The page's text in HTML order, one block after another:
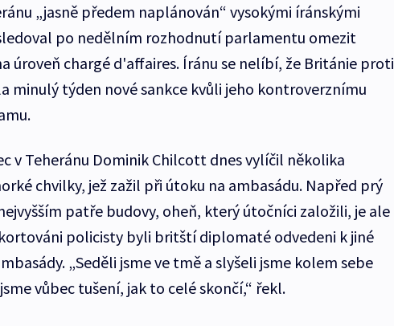
„jasně předem naplánován“ vysokými íránskými
po nedělním rozhodnutí parlamentu omezit
úroveň chargé d'affaires. Íránu se nelíbí, že Británie proti
minulý týden nové sankce kvůli jeho kontroverznímu
v Teheránu Dominik Chilcott dnes vylíčil několika
chvilky, jež zažil při útoku na ambasádu. Napřed prý
patře budovy, oheň, který útočníci založili, je ale
policisty byli britští diplomaté odvedeni k jiné
„Seděli jsme ve tmě a slyšeli jsme kolem sebe
vůbec tušení, jak to celé skončí,“ řekl.